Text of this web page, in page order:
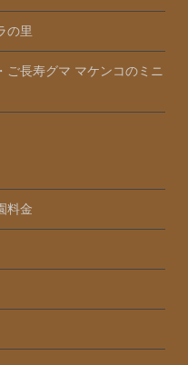
の里
ご長寿グマ マケンコのミニ
料金